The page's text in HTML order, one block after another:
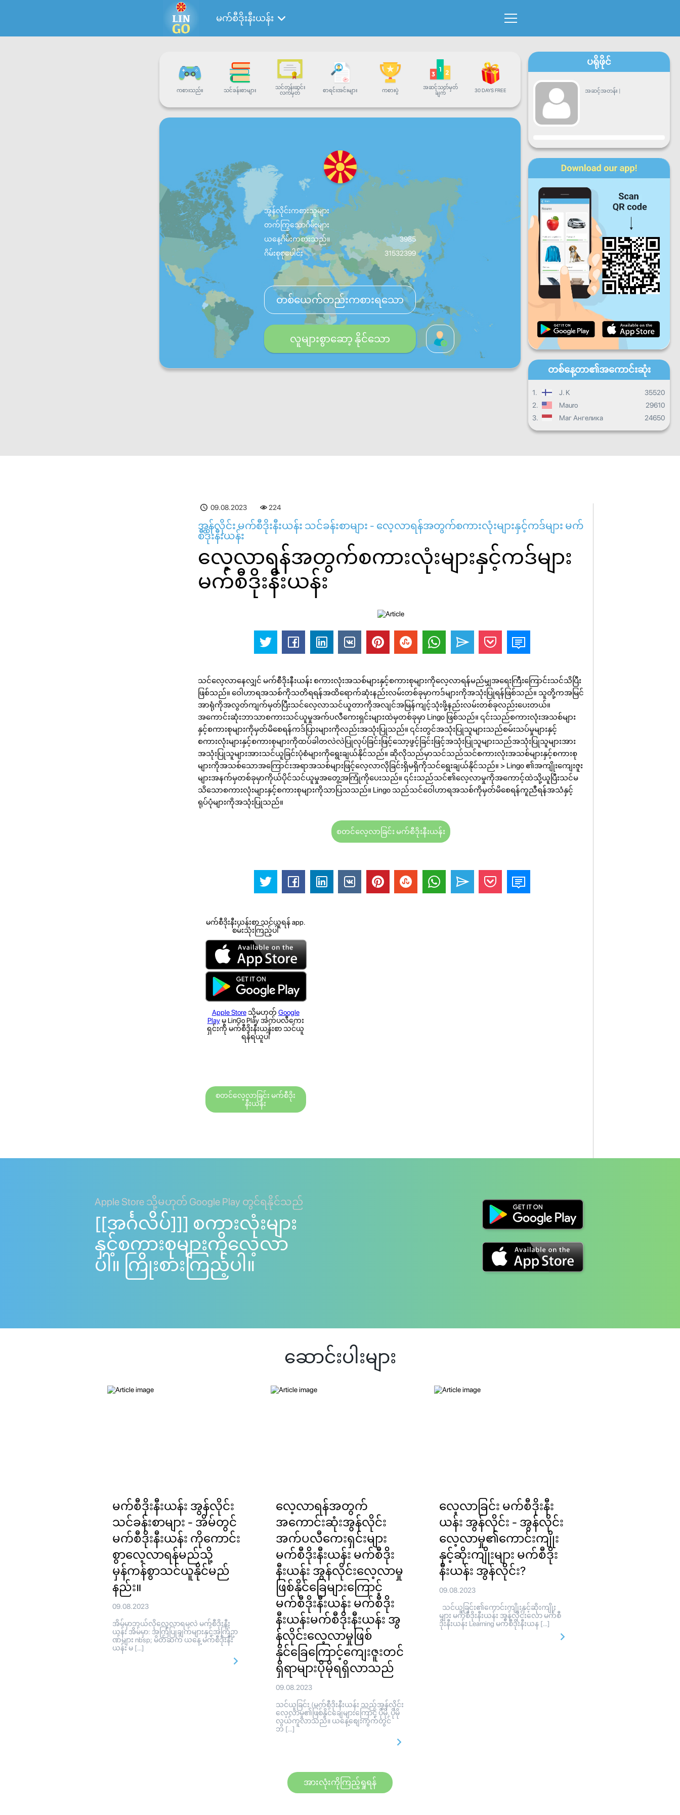
မက်စီဒိုးနီးယန်း
ကစားသည်။ သင်ခန်းစာများ
သင်တန်းဆင်း
လက်မှတ်
စာရင်းအင်းများ ကစားပွဲ
အဆင့်သတ်မှတ်
ချက်
30 DAYS FREE
အွန်လိုင်းကစားသူများ
တက်ကြွသောဂိမ်းများ
ယနေ့ဂိမ်းကစားသည်။
3985
ဂိမ်းစုစုပေါင်း
31532399
တစ်ယေက်တည်းကစားရသော
လူများစွာဆော့ နိုင်သော
ပရိုဖိုင်
အဆင့်အတန်း |
တိုးတက်မှု
တနင်္လာ ဗုဒ္ဓဟူး ကြာသာ
သောကြာ စနေ တနင်္ဂနွေ
နေ့စဉ်တိုးတက်မှု
လစဉ်တိုးတက်မှု
သင်တန်းဆင်းလက်မှတ်
ယေဘုယျတိုးတက်မှု
တစ်နေ့တာ၏အကောင်းဆုံး
1. J. K
35520
2.
Mauro
29610
3.
Маг Ангелика 24650
09.08.2023 224
အွန်လိုင်း မက်စီဒိုးနီးယန်း သင်ခန်းစာများ - လေ့လာရန်အတွက်စကားလုံးများနှင့်ကဒ်များ မက်
စီဒိုးနီးယန်း
လေ့လာရန်အတွက်စကားလုံးများနှင့်ကဒ်များ
မက်စီဒိုးနီးယန်း
သင်လေ့လာနေလျှင် မက်စီဒိုးနီးယန်း စကားလုံးအသစ်များနှင့်စကားစုများကိုလေ့လာရန်မည်မျှအရေးကြီးကြောင်းသင်သိပြီး
ဖြစ်သည်။ ဝေါဟာရအသစ်ကိုသတိရရန်အထိရောက်ဆုံးနည်းလမ်းတစ်ခုမှာကဒ်များကိုအသုံးပြုရန်ဖြစ်သည်။ သူတို့ကအမြင်
အာရုံကိုအလွတ်ကျက်မှတ်ပြီးသင်လေ့လာသင်ယူတာကိုအလျင်အမြန်ကျင့်သုံးဖို့နည်းလမ်းတစ်ခုလည်းပေးတယ်။
အကောင်းဆုံးဘာသာစကားသင်ယူမှုအက်ပလီကေးရှင်းများထဲမှတစ်ခုမှာ Lingo ဖြစ်သည်။ ၎င်းသည်စကားလုံးအသစ်များ
နှင့်စကားစုများကိုမှတ်မိစေရန်ကဒ်ပြားများကိုလည်းအသုံးပြုသည်။ ၎င်းတွင်အသုံးပြုသူများသည်စမ်းသပ်မှုများနှင့်
စကားလုံးများနှင့်စကားစုများကိုထပ်ခါတလဲလဲပြုလုပ်ခြင်းဖြင့်သော့ဖွင့်ခြင်းဖြင့်အသုံးပြုသူများသည်အသုံးပြုသူများအား
အသုံးပြုသူများအားသင်ယူခြင်းပုံစံများကိုရွေးချယ်နိုင်သည်။ ဆိုလိုသည်မှာသင်သည်သင်စကားလုံးအသစ်များနှင့်စကားစု
များကိုအသစ်သောအကြောင်းအရာအသစ်များဖြင့်လေ့လာလိုခြင်းရှိမရှိကိုသင်ရွေးချယ်နိုင်သည်။ > Lingo ၏အကျိုးကျေးဇူး
များအနက်မှတစ်ခုမှာကိုယ်ပိုင်သင်ယူမှုအတွေ့အကြုံကိုပေးသည်။ ၎င်းသည်သင်၏လေ့လာမှုကိုအကောင့်ထဲသို့ယူပြီးသင်မ
သိသောစကားလုံးများနှင့်စကားစုများကိုသာပြသသည်။ Lingo သည်သင်ဝေါဟာရအသစ်ကိုမှတ်မိစေရန်ကူညီရန်အသံနှင့်
ရုပ်ပုံများကိုအသုံးပြုသည်။
စတင်လေ့လာခြင်း မက်စီဒိုးနီးယန်း
မက်စီဒိုးနီးယန်းစာ သင်ယူရန် app.
စမ်းသုံးကြည့်ပါ
Apple Storeသို့မဟုတ် Google
Playမှ LinGo Play အက်ပလီကေး
ရှင်းကို မက်စီဒိုးနီးယန်းစာ သင်ယူ
ရန်ရယူပါ
စတင်လေ့လာခြင်း မက်စီဒိုး
နီးယန်း
Apple Store သို့မဟုတ် Google Play တွင်ရနိုင်သည်
[[အင်္ဂလိပ်]]] စကားလုံးများ
နှင့်စကားစုများကိုလေ့လာ
ပါ။ ကြိုးစားကြည့်ပါ။
ဆောင်းပါးများ
မက်စီဒိုးနီးယန်း အွန်လိုင်း
သင်ခန်းစာများ - အိမ်တွင်
မက်စီဒိုးနီးယန်း ကိုကောင်း
စွာလေ့လာရန်မည်သို့
မှန်ကန်စွာသင်ယူနိုင်မည်
နည်း။
09.08.2023
အိမ်မှာဘယ်လိုလေ့လာရမလဲ မက်စီဒိုးနီး
ယန်း အိမ်မှာ: အကြံပြုချက်များနှင့်အကြံဥာ
ဏ်များ nbsp; မိတ်ဆက် ယနေ့ မက်စီဒိုးနီး
ယန်း မ […]
လေ့လာရန်အတွက်
အကောင်းဆုံးအွန်လိုင်း
အက်ပလီကေးရှင်းများ
မက်စီဒိုးနီးယန်း မက်စီဒိုး
နီးယန်း အွန်လိုင်းလေ့လာမှု
ဖြစ်နိုင်ခြေများကြောင့်
မက်စီဒိုးနီးယန်း မက်စီဒိုး
နီးယန်းမက်စီဒိုးနီးယန်း အွ
န်လိုင်းလေ့လာမှုဖြစ်
နိုင်ခြေကြောင့်ကျေးဇူးတင်
ရှိရာများပိုမိုရရှိလာသည်
09.08.2023
သင်ယူခြင်း (မက်စီဒိုးနီးယန်း သည်အွန်လိုင်း
လေ့လာမှု၏ဖြစ်နိုင်ချေများကြောင့် ပိုမို. ပိုမို
လွယ်ကူလာသည်။ ယနေ့စျေးကွက်တွင်
ဘ […]
လေ့လာခြင်း မက်စီဒိုးနီး
ယန်း အွန်လိုင်း - အွန်လိုင်း
လေ့လာမှု၏ကောင်းကျိုး
နှင့်ဆိုးကျိုးများ မက်စီဒိုး
နီးယန်း အွန်လိုင်း?
09.08.2023
သင်ယူခြင်း၏ကောင်းကျိုးနှင့်ဆိုးကျိုး
များ မက်စီဒိုးနီးယန်း အွန်လိုင်းလော မက်စီ
ဒိုးနီးယန်း Learning မက်စီဒိုးနီးယန […]
အားလုံးကိုကြည့်ရှုရန်